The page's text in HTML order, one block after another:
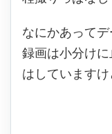
なにかあってデ
録画は小分け
はしていますけ